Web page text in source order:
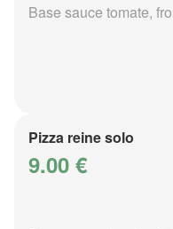
Base sauce tomate,
Pizza reine solo
9.00 €